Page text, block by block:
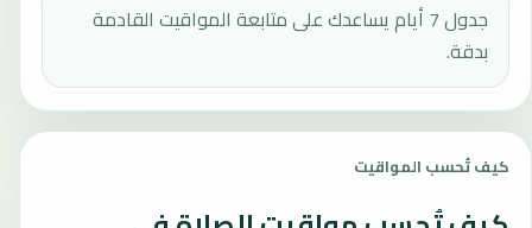
جدول 7 أيام يساعدك على متابعة المواقيت القادمة
بدقة.
كيف تُحسب المواقيت